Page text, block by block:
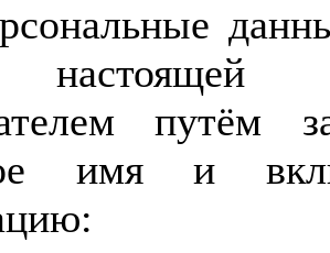
настоящей
путём
имя и